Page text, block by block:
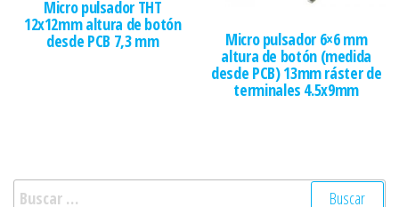
Micro pulsador THT
12x12mm altura de botón
desde PCB 7,3 mm Micro pulsador 6×6 mm
altura de botón (medida
desde PCB) 13mm ráster de
terminales 4.5x9mm
Buscar: